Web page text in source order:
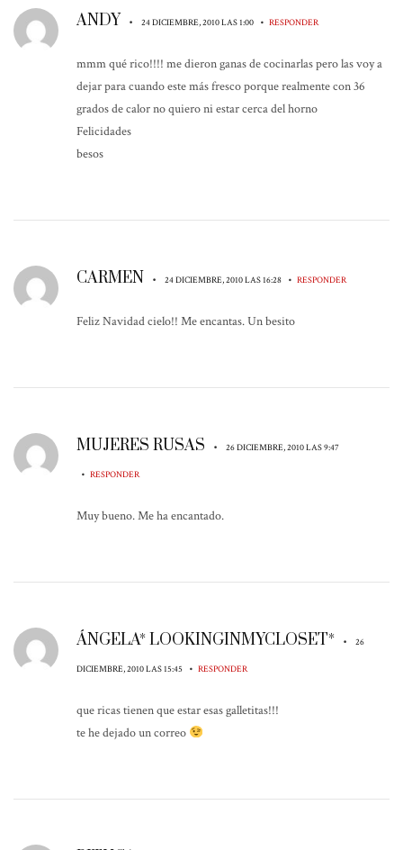
ANDY • 24 DICIEMBRE, 2010 LAS 1:00 • RESPONDER
mmm qué rico!!!! me dieron ganas de cocinarlas pero las voy a
dejar para cuando este más fresco porque realmente con 36
grados de calor no quiero ni estar cerca del horno
Felicidades
besos
CARMEN • 24 DICIEMBRE, 2010 LAS 16:28 • RESPONDER
Feliz Navidad cielo!! Me encantas. Un besito
MUJERES RUSAS • 26 DICIEMBRE, 2010 LAS 9:47
• RESPONDER
Muy bueno. Me ha encantado.
ÁNGELA* LOOKINGINMYCLOSET* • 26
DICIEMBRE, 2010 LAS 15:45 • RESPONDER
que ricas tienen que estar esas galletitas!!!
te he dejado un correo